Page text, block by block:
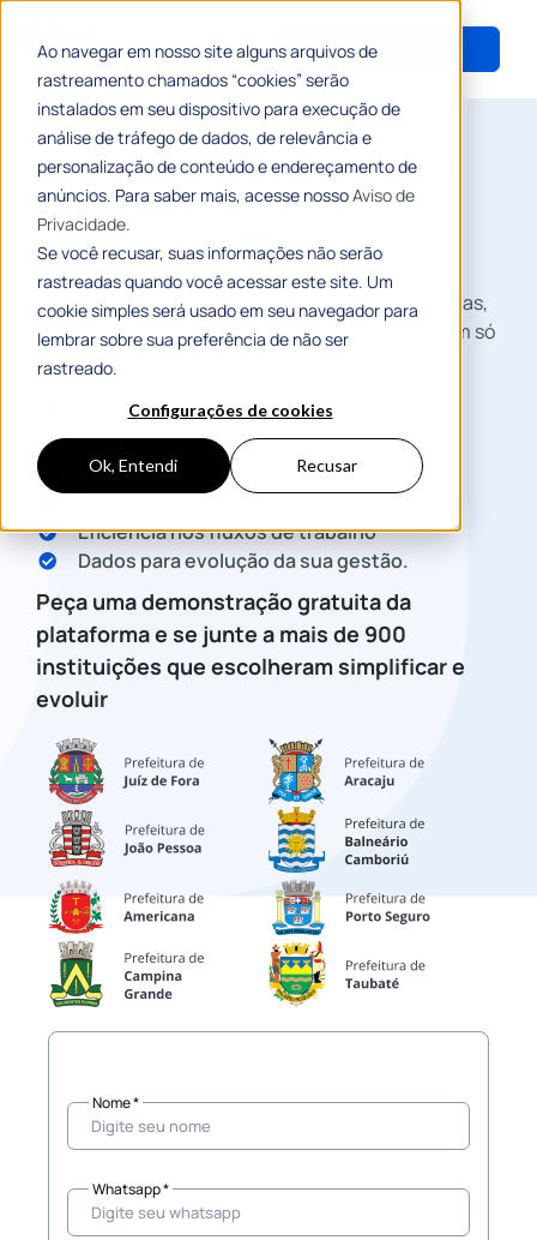
Ao navegar em nosso site alguns arquivos de
rastreamento chamados “cookies” serão
instalados em seu dispositivo para execução de
análise de tráfego de dados, de relevância e
personalização de conteúdo e endereçamento de
anúncios. Para saber mais, acesse nossoAviso de
Privacidade.
Se você recusar, suas informações não serão
rastreadas quando você acessar este site. Um
cookie simples será usado em seu navegador para
lembrar sobre sua preferência de não ser
rastreado.
Configurações de cookies
Ok, Entendi Recusar
Entrar em contato
Descubra como um sistema para
prefeituras pode resolver os
processos 10x mais rápidos.
Troque o papel pelo sistema 1Doc e tenha a sua
prefeitura digital com transparência das demandas,
documentos organizados e dados precisos em um só
lugar.
Tenha mais:
Agilidade
Economia
Eficiência nos fluxos de trabalho
Dados para evolução da sua gestão.
Peça uma demonstração gratuita da
plataforma e se junte a mais de 900
instituições que escolheram simplificar e
evoluir
Nome *
Whatsapp *